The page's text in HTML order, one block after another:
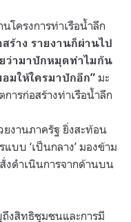
โครงการท่าเรือน้ำลึก
สร้าง รายงานก็ผ่านไป
ว่ามาปักหมุดทำไมกัน
มให้ใครมาปักอีก” มะ
ารก่อสร้างท่าเรือน้ำลึก
งานภาครัฐ ยิ่งสะท้อน
บบ ‘เป็นกลาง’ มองข้าม
งดำเนินการจากด้านบน
งสิทธิชุมชนและการมี